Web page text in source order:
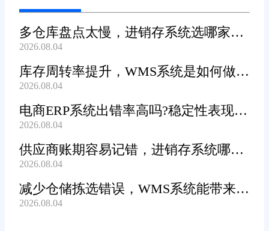
库存数据、订单信息都是企
业的命根子，选系统时一定要看
数据安全措施。旺店通用的是银
行级加密技术，福州企业用着放
心。
最后说两句
福州老板们，库存管理系统
是最好的”。旺店通这种功能全、
多仓库盘点太慢，进销存系统选哪家效
率高?
2026.08.04
库存周转率提升，WMS系统是如何做到
的?
2026.08.04
电商ERP系统出错率高吗?稳定性表现全
面分析
2026.08.04
供应商账期容易记错，进销存系统哪个
管得好?
2026.08.04
减少仓储拣选错误，WMS系统能带来哪
些连锁收益?
2026.08.04